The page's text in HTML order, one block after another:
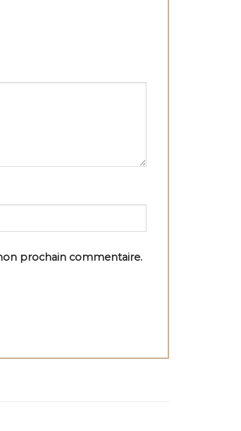
prochain commentaire.